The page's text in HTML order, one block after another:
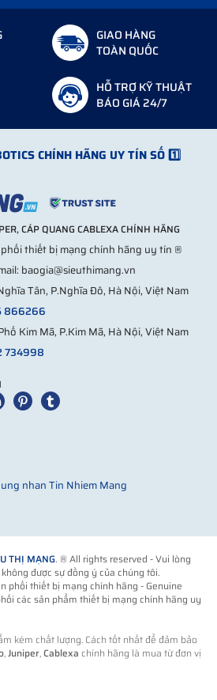
GIAO HÀNG
TOÀN QUỐC
HỖ TRỢ KỸ THUẬT
BÁO GIÁ 24/7
CHÍNH HÃNG UY TÍN SỐ 1️⃣
CÁP QUANG CABLEXA CHÍNH HÃNG
thiết bị mạng chính hãng uy tín ®
baogia@sieuthimang.vn
Tân, P.Nghĩa Đô, Hà Nội, Việt Nam
866266
Kim Mã, P.Kim Mã, Hà Nội, Việt Nam
734998
THỊ MẠNG. ® All rights reserved - Vui lòng
được sự đồng ý của chúng tôi.
phối thiết bị mạng chính hãng - Genuine
các sản phẩm thiết bị mạng chính hãng uy
kém chất lượng. Cách tốt nhất để đảm bảo
,Juniper,Cablexa chính hãng là mua từ đơn vị